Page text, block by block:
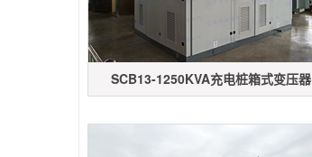
SCB13-1250KVA充电桩箱式变压器